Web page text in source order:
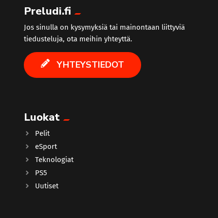
Preludi.fi
Jos sinulla on kysymyksiä tai mainontaan liittyviä
tiedusteluja, ota meihin yhteyttä.
YHTEYSTIEDOT
Luokat
Pelit
eSport
Teknologiat
PS5
Uutiset